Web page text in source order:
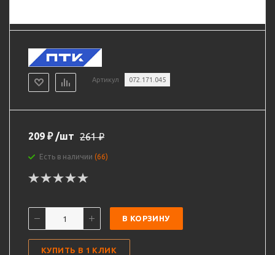
Артикул 072.171.045
209 ₽ /шт 261₽
Есть в наличии (66)
В КОРЗИНУ
КУПИТЬ В 1 КЛИК